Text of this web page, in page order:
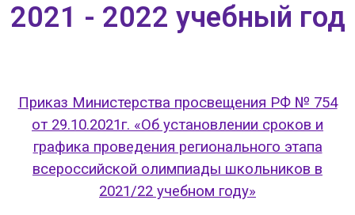
2021 - 2022 учебный год
Приказ Министерства просвещения РФ № 754
от 29.10.2021г. «Об установлении сроков и
графика проведения регионального этапа
всероссийской олимпиады школьников в
2021/22 учебном году»